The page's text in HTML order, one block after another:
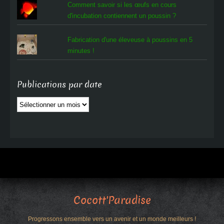
Comment savoir si les œufs en cours
d'incubation contiennent un poussin ?
Fabrication d'une éleveuse à poussins en 5
minutes !
Publications par date
Publications
par
Cocott'Paradise
Progressons ensemble vers un avenir et un monde meilleurs !